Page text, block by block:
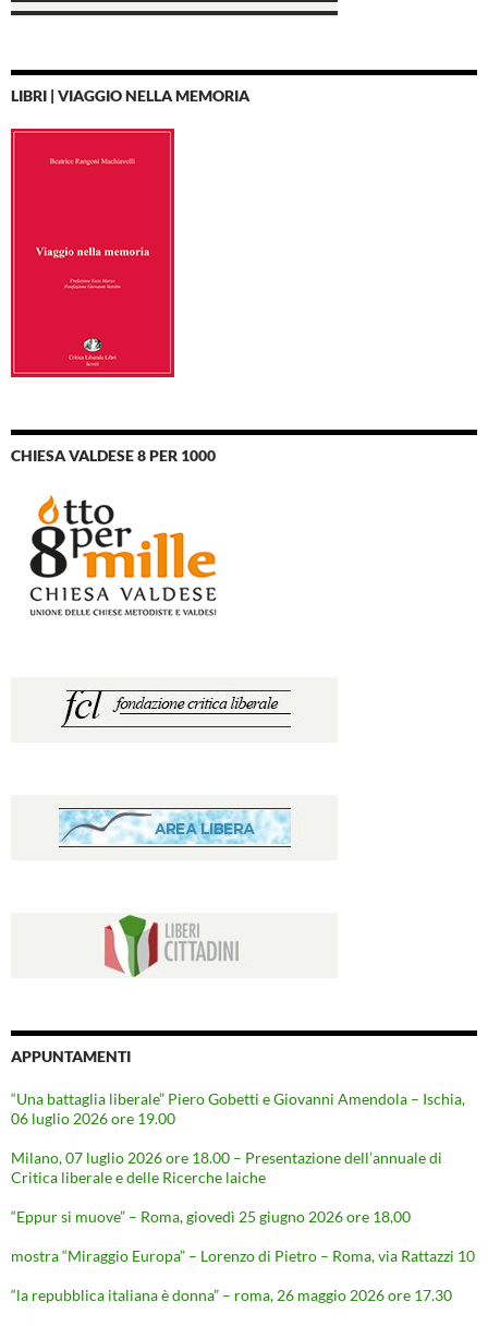
LIBRI | VIAGGIO NELLA MEMORIA
CHIESA VALDESE 8 PER 1000
APPUNTAMENTI
“Una battaglia liberale” Piero Gobetti e Giovanni Amendola – Ischia,
06 luglio 2026 ore 19.00
Milano, 07 luglio 2026 ore 18.00 – Presentazione dell’annuale di
Critica liberale e delle Ricerche laiche
“Eppur si muove” – Roma, giovedì 25 giugno 2026 ore 18,00
mostra “Miraggio Europa” – Lorenzo di Pietro – Roma, via Rattazzi 10
“la repubblica italiana è donna” – roma, 26 maggio 2026 ore 17.30